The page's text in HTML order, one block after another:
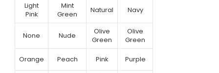
Light
Pink
Mint
Green
Natural Navy
None Nude
Olive
Green
Olive
Green
Orange Peach Pink Purple